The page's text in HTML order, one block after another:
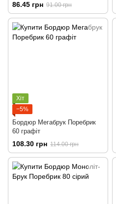
86.45 грн 91.00 грн
Хіт
−5%
Бордюр Мегабрук Поребрик
60 графіт
108.30 грн 114.00 грн